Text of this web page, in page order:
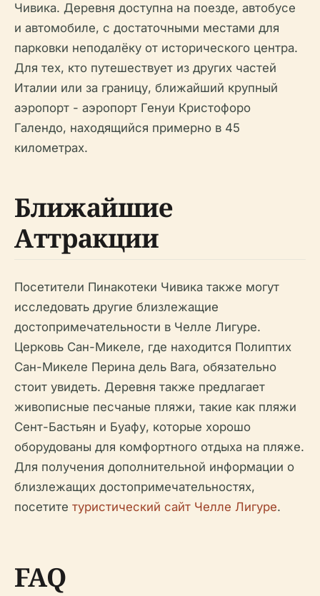
Чивика. Деревня доступна на поезде, автобусе
и автомобиле, с достаточными местами для
парковки неподалёку от исторического центра.
Для тех, кто путешествует из других частей
Италии или за границу, ближайший крупный
аэропорт - аэропорт Генуи Кристофоро
Галендо, находящийся примерно в 45
километрах.
Ближайшие
Аттракции
Посетители Пинакотеки Чивика также могут
исследовать другие близлежащие
достопримечательности в Челле Лигуре.
Церковь Сан-Микеле, где находится Полиптих
Сан-Микеле Перина дель Вага, обязательно
стоит увидеть. Деревня также предлагает
живописные песчаные пляжи, такие как пляжи
Сент-Бастьян и Буафу, которые хорошо
оборудованы для комфортного отдыха на пляже.
Для получения дополнительной информации о
близлежащих достопримечательностях,
посетите туристический сайт Челле Лигуре.
FAQ